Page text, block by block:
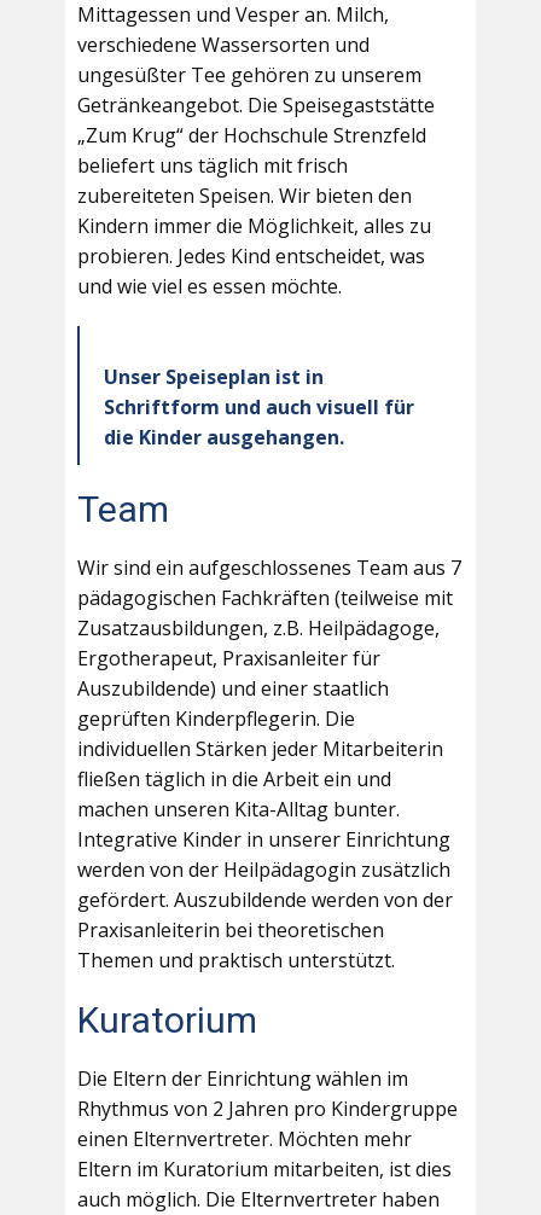
Mittagessen und Vesper an. Milch,
verschiedene Wassersorten und
ungesüßter Tee gehören zu unserem
Getränkeangebot. Die Speisegaststätte
„Zum Krug“ der Hochschule Strenzfeld
beliefert uns täglich mit frisch
zubereiteten Speisen. Wir bieten den
Kindern immer die Möglichkeit, alles zu
probieren. Jedes Kind entscheidet, was
und wie viel es essen möchte.
Unser Speiseplan ist in
Schriftform und auch visuell für
die Kinder ausgehangen.
Team
Wir sind ein aufgeschlossenes Team aus 7
pädagogischen Fachkräften (teilweise mit
Zusatzausbildungen, z.B. Heilpädagoge,
Ergotherapeut, Praxisanleiter für
Auszubildende) und einer staatlich
geprüften Kinderpflegerin. Die
individuellen Stärken jeder Mitarbeiterin
fließen täglich in die Arbeit ein und
machen unseren Kita-Alltag bunter.
Integrative Kinder in unserer Einrichtung
werden von der Heilpädagogin zusätzlich
gefördert. Auszubildende werden von der
Praxisanleiterin bei theoretischen
Themen und praktisch unterstützt.
Kuratorium
Die Eltern der Einrichtung wählen im
Rhythmus von 2 Jahren pro Kindergruppe
einen Elternvertreter. Möchten mehr
Eltern im Kuratorium mitarbeiten, ist dies
auch möglich. Die Elternvertreter haben